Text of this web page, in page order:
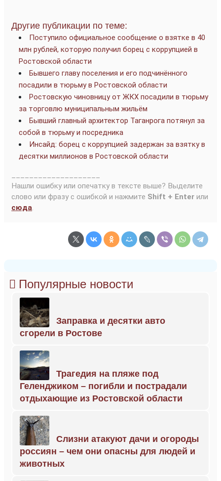
Другие публикации по теме:
Поступило официальное сообщение о взятке в 40
млн рублей, которую получил борец с коррупцией в
Ростовской области
Бывшего главу поселения и его подчинённого
посадили в тюрьму в Ростовской области
Ростовскую чиновницу от ЖКХ посадили в тюрьму
за торговлю муниципальным жильём
Бывший главный архитектор Таганрога потянул за
собой в тюрьму и посредника
Инсайд: борец с коррупцией задержан за взятку в
десятки миллионов в Ростовской области
Нашли ошибку или опечатку в тексте выше? Выделите
слово или фразу с ошибкой и нажмите Shift + Enter или
сюда.
Популярные новости
Заправка и десятки авто
сгорели в Ростове
Трагедия на пляже под
Геленджиком – погибли и пострадали
отдыхающие из Ростовской области
Слизни атакуют дачи и огороды
россиян – чем они опасны для людей и
животных